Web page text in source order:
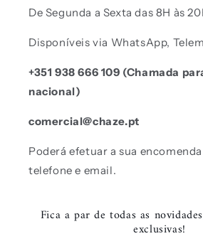
De Segunda a Sexta das 8H às
Disponíveis via WhatsApp,
+351 938 666 109 (Chamada
nacional)
comercial@chaze.pt
Poderá efetuar a sua
telefone e email.
Fica a par de todas as
exclusivas!